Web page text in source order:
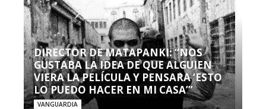
DIRECTOR DE MATAPANKI: “NOS
GUSTABA LA IDEA DE QUE ALGUIEN
VIERA LA PELÍCULA Y PENSARA ‘ESTO
LO PUEDO HACER EN MI CASA’”
VANGUARDIA